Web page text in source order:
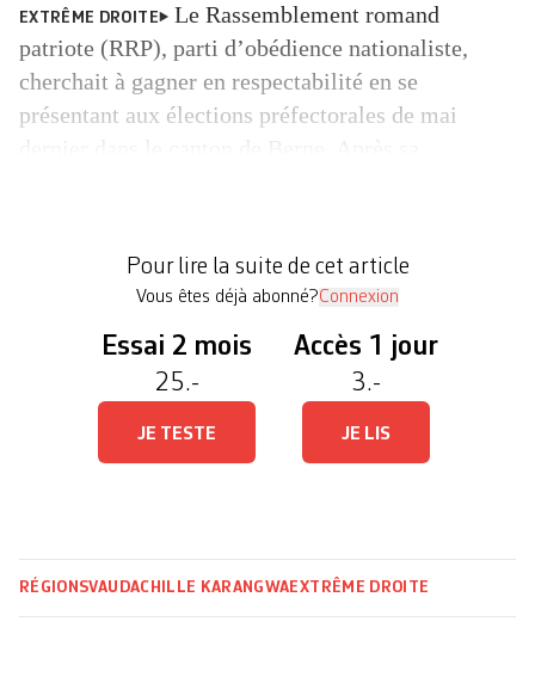
EXTRÊME DROITE
Le Rassemblement romand
patriote (RRP), parti d’obédience nationaliste,
cherchait à gagner en respectabilité en se
présentant aux élections préfectorales de mai
cause: des propos racistes, […]
Pour lire la suite de cet article
Vous êtes déjà abonné?Connexion
Essai 2 mois
25.-
JE TESTE
Accès 1 jour
3.-
JE LIS
RÉGIONSVAUDACHILLE KARANGWA EXTRÊME DROITE